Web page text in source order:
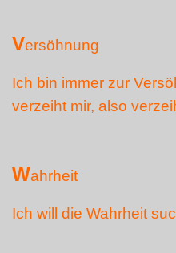
Versöhnung
Ich bin immer zur
verzeiht mir, also
Wahrheit
Ich will die Wahrheit